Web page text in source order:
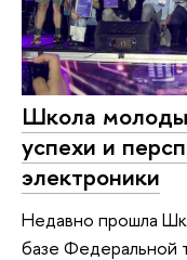
Школа
успехи и
электроники
Недавно прошла
базе Федеральной